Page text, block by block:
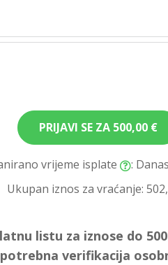
PRIJAVI SE ZA 500,00 €
vrijeme isplate
:
Ukupan iznos za vraćanje:
listu za iznose do
verifikacija